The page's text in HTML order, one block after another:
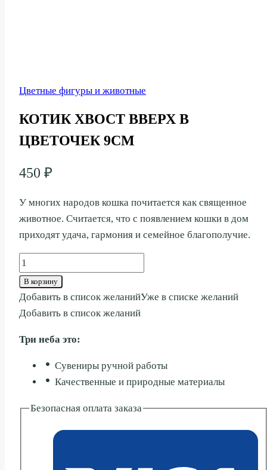
Цветные фигуры и животные
КОТИК ХВОСТ ВВЕРХ В
ЦВЕТОЧЕК 9СМ
450 ₽
У многих народов кошка почитается как священное
животное. Считается, что с появлением кошки в дом
приходят удача, гармония и семейное благополучие.
Количество
товара
КОТИК
ХВОСТ
В
В корзину
Добавить в список желанийУже в списке желаний
Добавить в список желаний
Три неба это:
Сувениры ручной работы
Качественные и природные материалы
Безопасная оплата заказа